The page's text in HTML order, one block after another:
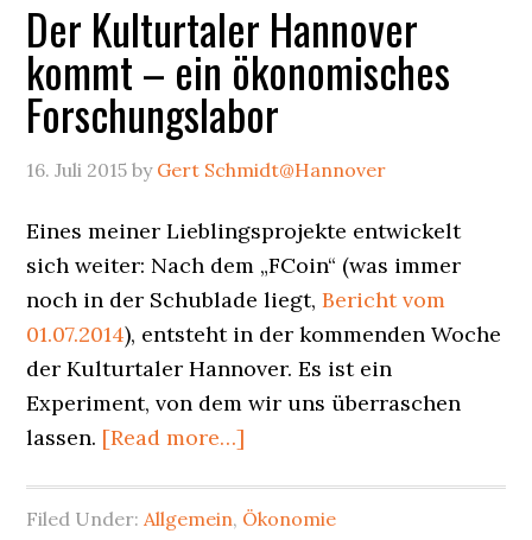
Der Kulturtaler Hannover
kommt – ein ökonomisches
Forschungslabor
16. Juli 2015 by Gert Schmidt@Hannover
Eines meiner Lieblingsprojekte entwickelt
sich weiter: Nach dem „FCoin“ (was immer
noch in der Schublade liegt,Bericht vom
01.07.2014), entsteht in der kommenden Woche
der Kulturtaler Hannover. Es ist ein
Experiment, von dem wir uns überraschen
lassen. [Read more…]
Kulturtaler
Filed Under:Allgemein, Ökonomie